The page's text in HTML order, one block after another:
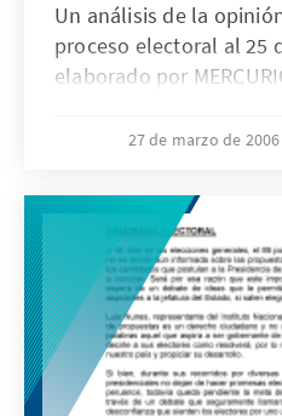
Un análisis de la
proceso electoral al 25
elaborado por
27 de marzo de 2006